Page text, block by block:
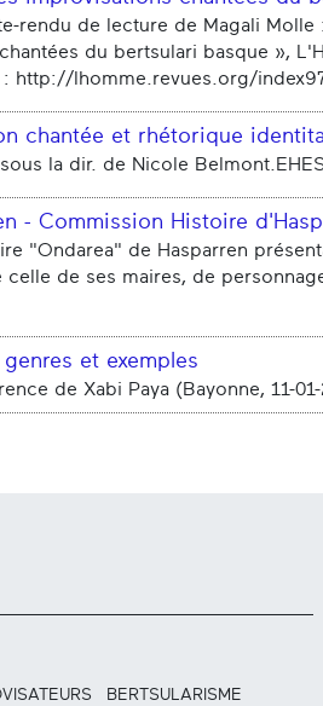
rendu de lecture de Magali
du bertsulari basque »,
http://lhomme.revues.org/
chantée et rhétorique
la dir. de Nicole
- Commission Histoire
"Ondarea" de Hasparren
celle de ses maires, de
et exemples
de Xabi Paya (Bayonne, 11-01-
BERTSULARISME